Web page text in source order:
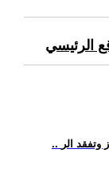
الرئيسي
الر